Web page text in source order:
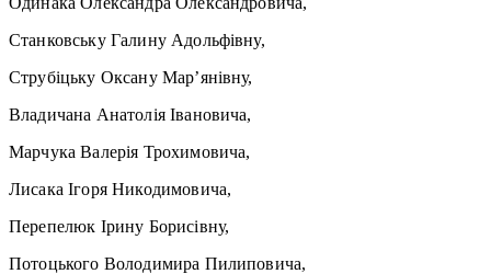
Станковську Галину Адольфівну,
Струбіцьку Оксану Мар’янівну,
Владичана Анатолія Івановича,
Марчука Валерія Трохимовича,
Лисака Ігоря Никодимовича,
Перепелюк Ірину Борисівну,
Потоцького Володимира Пилиповича,